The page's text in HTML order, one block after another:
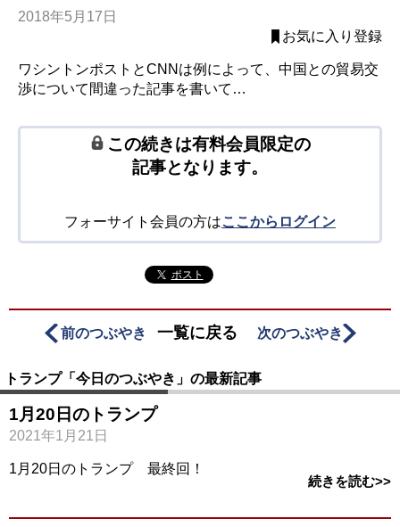
2018年5月17日
お気に入り登録
ワシントンポストとCNNは例によって、中国との貿易交
渉について間違った記事を書いて…
この続きは有料会員限定の
記事となります。
フォーサイト会員の方はここからログイン
ポスト
前のつぶやき 一覧に戻る 次のつぶやき
トランプ「今日のつぶやき」の最新記事
1月20日のトランプ
2021年1月21日
1月20日のトランプ 最終回！
続きを読む>>